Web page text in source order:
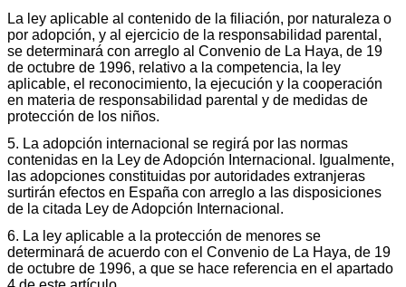
La ley aplicable al contenido de la filiación, por naturaleza o
por adopción, y al ejercicio de la responsabilidad parental,
se determinará con arreglo al Convenio de La Haya, de 19
de octubre de 1996, relativo a la competencia, la ley
aplicable, el reconocimiento, la ejecución y la cooperación
en materia de responsabilidad parental y de medidas de
protección de los niños.
5. La adopción internacional se regirá por las normas
contenidas en la Ley de Adopción Internacional. Igualmente,
las adopciones constituidas por autoridades extranjeras
surtirán efectos en España con arreglo a las disposiciones
de la citada Ley de Adopción Internacional.
6. La ley aplicable a la protección de menores se
determinará de acuerdo con el Convenio de La Haya, de 19
de octubre de 1996, a que se hace referencia en el apartado